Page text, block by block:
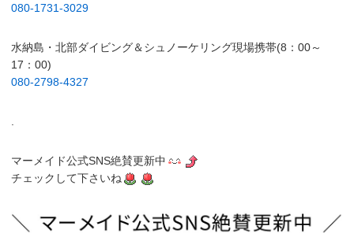
080-1731-3029
水納島・北部ダイビング＆シュノーケリング現場携帯(8：00～
17：00)
080-2798-4327
マーメイド公式SNS絶賛更新中
チェックして下さいね